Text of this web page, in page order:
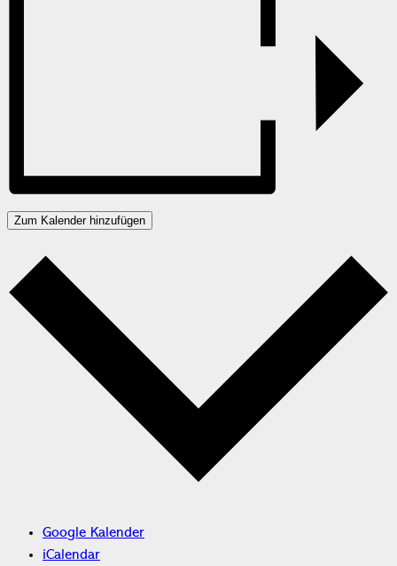
Zum Kalender hinzufügen
Google Kalender
iCalendar